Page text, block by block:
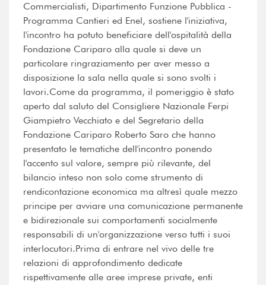
Commercialisti, Dipartimento Funzione Pubblica -
Programma Cantieri ed Enel, sostiene l'iniziativa,
l'incontro ha potuto beneficiare dell'ospitalità della
Fondazione Cariparo alla quale si deve un
particolare ringraziamento per aver messo a
disposizione la sala nella quale si sono svolti i
lavori.Come da programma, il pomeriggio è stato
aperto dal saluto del Consigliere Nazionale Ferpi
Giampietro Vecchiato e del Segretario della
Fondazione Cariparo Roberto Saro che hanno
presentato le tematiche dell'incontro ponendo
l'accento sul valore, sempre più rilevante, del
bilancio inteso non solo come strumento di
rendicontazione economica ma altresì quale mezzo
principe per avviare una comunicazione permanente
e bidirezionale sui comportamenti socialmente
responsabili di un'organizzazione verso tutti i suoi
interlocutori.Prima di entrare nel vivo delle tre
relazioni di approfondimento dedicate
rispettivamente alle aree imprese private, enti